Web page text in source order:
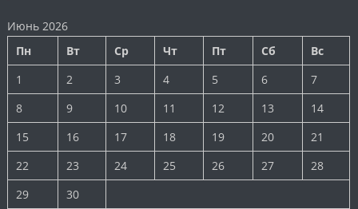
Июнь 2026
Пн
Вт Ср Чт Пт Сб
Вс
1
2 3 4 5 6
7
8
9 10 11 12 13
14
15
16 17 18 19 20
21
22
23 24 25 26 27
28
29
30